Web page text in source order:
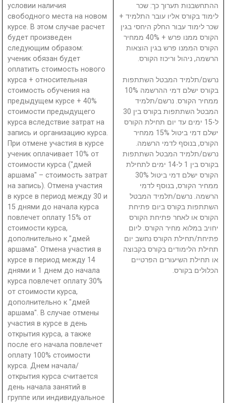
условии наличия
свободного места на новом
курсе. В этом случае расчет
будет произведен
следующим образом:
ученик обязан будет
оплатить стоимость нового
курса + относительная
стоимость обучения на
предыдущем курсе + 40%
стоимости предыдущего
курса вследствие затрат на
запись и организацию курса.
При отмене участия в курсе
ученик оплачивает 10% от
стоимости курса ("дмей
аршама" – стоимость затрат
на запись). Отмена участия
в курсе в период между 30 и
15 днями до начала курса
повлечет оплату 15% от
стоимости курса,
дополнительно к "дмей
аршама". Отмена участия в
курсе в период между 14
днями и 1 днем до начала
курса повлечет оплату 30%
от стоимости курса,
дополнительно к "дмей
аршама". В случае отмены
участия в курсе в день
открытия курса, а также
после его начала повлечет
оплату 100% стоимости
курса. Днем начала/
открытия курса считается
день начала занятий в
группе или индивидуальное
ההתחשבנות תערוך כך: שכר
לימוד בקורס אליו עובר התלמיד +
שכר לימוד עבור החלק היחסי בגין
הקורס ממנו פרש + 40% ממחיר
הקורס הממנו פרש בגין הוצאות
הרשמה, ניהול וריכוז הקורס.
נרשם/תלמיד המבטל השתתפות
בקורס ישלם דמי ההרשמה 10%
ממחיר הקורס. נרשם/תלמיד
המבטל השתתפות בקורס בין 30
ל-15 ימים עד יום תחילת הקורס
ישלם דמי ביטול 15% ממחיר
הקורס, בנוסף לדמי הרשמה.
נרשם/תלמיד המבטל השתתפות
בקורס בין 1 ל-14 ימים לתחילת
הקורס ישלם דמי ביטול 30%
ממחיר הקורס, בנוסף לדמי
הרשמה. נרשם/תלמיד המבטל
השתתפות בקורס ביום פתיחת
הקורס או לאחר פתיחת הקורס
יחויב במלוא מחיר הקורס. ליום
פתיחת/תחילת הקורס נחשב יום
תחילת הלימודים בקורס בקבוצה
או תחילת השיעורים הפרטיים
הכלולים בקורס.